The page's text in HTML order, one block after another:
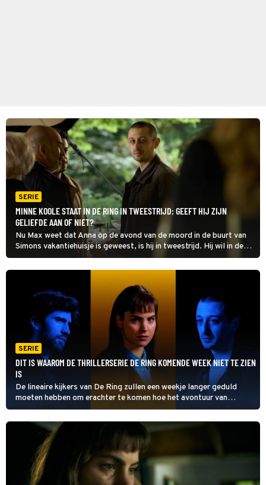
SERIE
MINNE KOOLE STAAT IN DE RING IN TWEESTRIJD: GEEFT HIJ ZIJN
GELIEFDE AAN OF NIET?
Nu Max weet dat Anna op de avond van de moord in de buurt van
Simons vakantiehuisje is geweest, is hij in tweestrijd. Hij wil in deze
aflevering van De Ring heel graag zijn geliefde helpen, maar wil
ook zijn baan bij de politie niet op het spel zetten.
SERIE
DIT IS WAAROM DE THRILLERSERIE DE RING KOMENDE WEEK NIET TE ZIEN
IS
De lineaire kijkers van De Ring zullen een weekje langer geduld
moeten hebben om erachter te komen hoe het avontuur van
Hannah Hoekstra verdergaat. Op 17 oktober is de thrillerserie van
BNNVARA namelijk niet te zien.